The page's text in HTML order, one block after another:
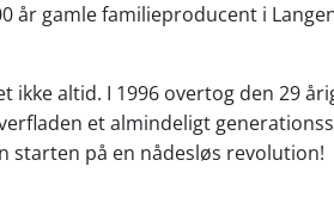
år gamle familieproducent i
ikke altid. I 1996 overtog den 29
et almindeligt
starten på en nådesløs revolution!